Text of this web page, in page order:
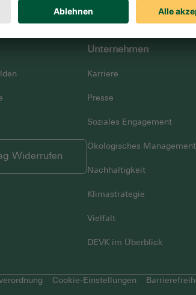
Widerrufen
Unternehmen
Karriere
Presse
Soziales Engagement
Ökologisches Management
Nachhaltigkeit
Klimastrategie
Vielfalt
DEVK im Überblick
Cookie-Einstellungen